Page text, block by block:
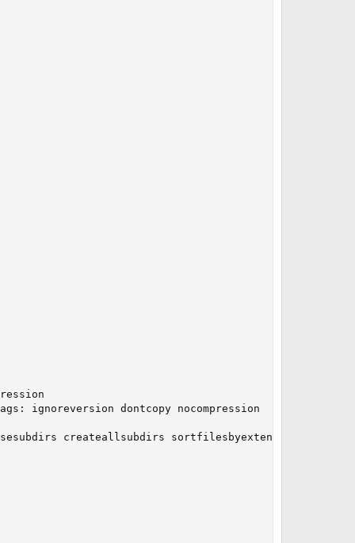
ignoreversion dontcopy nocompression
createallsubdirs sortfilesbyextension